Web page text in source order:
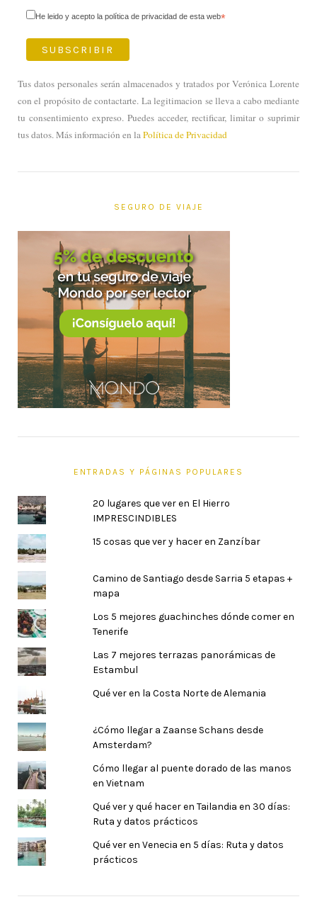
He leido y acepto la política de privacidad de esta web*
Tus datos personales serán almacenados y tratados por Verónica Lorente
con el propósito de contactarte. La legitimacion se lleva a cabo mediante
tu consentimiento expreso. Puedes acceder, rectificar, limitar o suprimir
tus datos. Más información en laPolítica de Privacidad
SEGURO DE VIAJE
ENTRADAS Y PÁGINAS POPULARES
20 lugares que ver en El Hierro
IMPRESCINDIBLES
15 cosas que ver y hacer en Zanzíbar
Camino de Santiago desde Sarria 5 etapas +
mapa
Los 5 mejores guachinches dónde comer en
Tenerife
Las 7 mejores terrazas panorámicas de
Estambul
Qué ver en la Costa Norte de Alemania
¿Cómo llegar a Zaanse Schans desde
Amsterdam?
Cómo llegar al puente dorado de las manos
en Vietnam
Qué ver y qué hacer en Tailandia en 30 días:
Ruta y datos prácticos
Qué ver en Venecia en 5 días: Ruta y datos
prácticos